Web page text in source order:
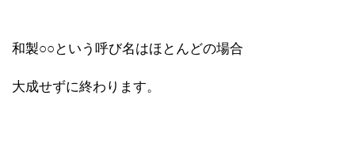
和製○○という呼び名はほとんどの場合
大成せずに終わります。